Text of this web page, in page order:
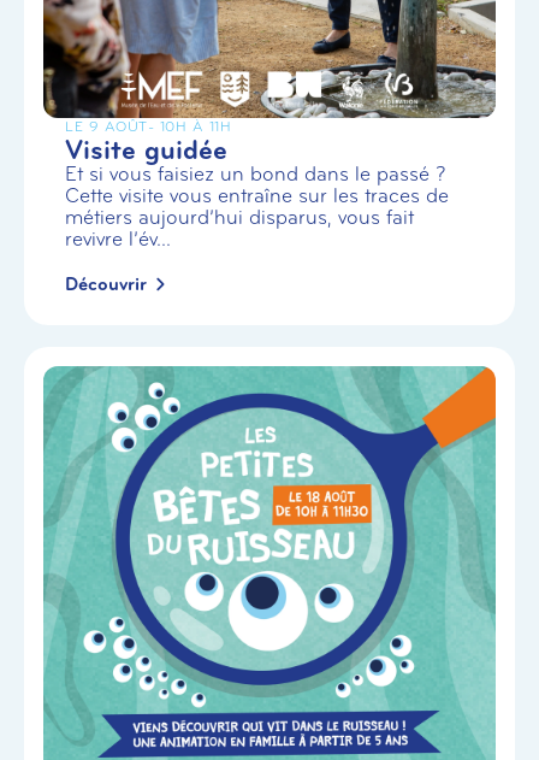
LE 9 AOÛT- 10H À 11H
Visite guidée
Et si vous faisiez un bond dans le passé ?
Cette visite vous entraîne sur les traces de
métiers aujourd’hui disparus, vous fait
revivre l’év...
Découvrir